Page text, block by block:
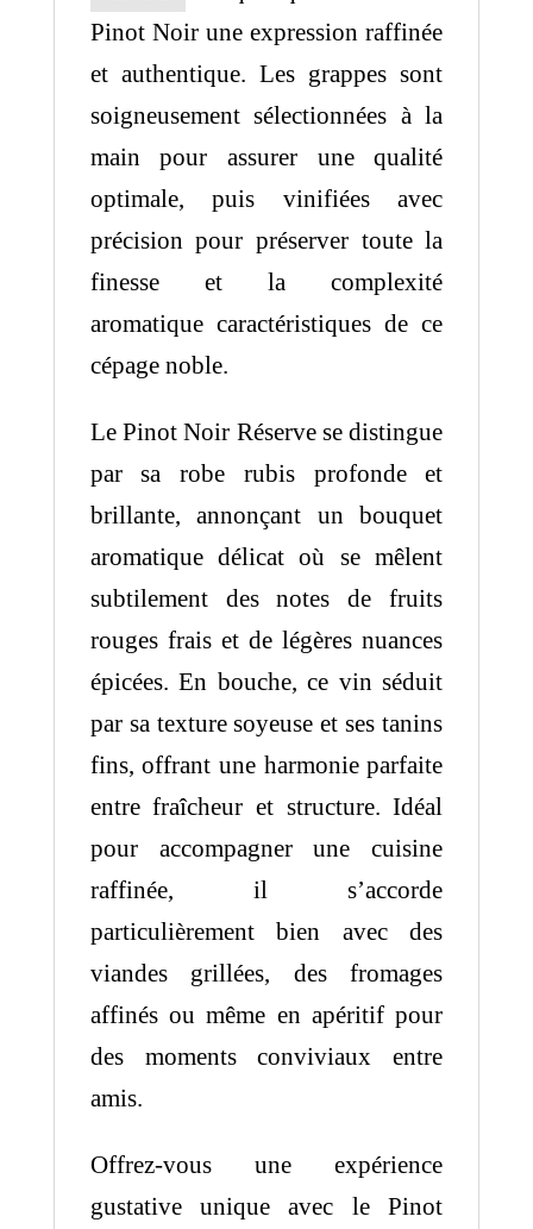
Pinot Noir une expression raffinée
et authentique. Les grappes sont
soigneusement sélectionnées à la
main pour assurer une qualité
optimale, puis vinifiées avec
précision pour préserver toute la
finesse et la complexité
aromatique caractéristiques de ce
cépage noble.
Le Pinot Noir Réserve se distingue
par sa robe rubis profonde et
brillante, annonçant un bouquet
aromatique délicat où se mêlent
subtilement des notes de fruits
rouges frais et de légères nuances
épicées. En bouche, ce vin séduit
par sa texture soyeuse et ses tanins
fins, offrant une harmonie parfaite
entre fraîcheur et structure. Idéal
pour accompagner une cuisine
raffinée, il s’accorde
particulièrement bien avec des
viandes grillées, des fromages
affinés ou même en apéritif pour
des moments conviviaux entre
amis.
Offrez-vous une expérience
gustative unique avec le Pinot